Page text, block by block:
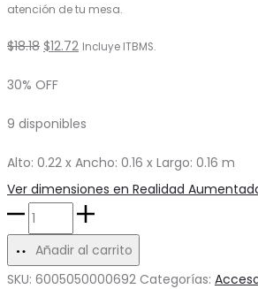
atención de tu mesa.
$18.18 El
era:
$12.72 El
es:
Incluye ITBMS.
30% OFF
9 disponibles
Alto: 0.22 x Ancho: 0.16 x Largo: 0.16 m
Ver dimensiones en Realidad
Jarrón
de
Vidrio
Añadir al carrito
SKU: 6005050000692 Categorías: